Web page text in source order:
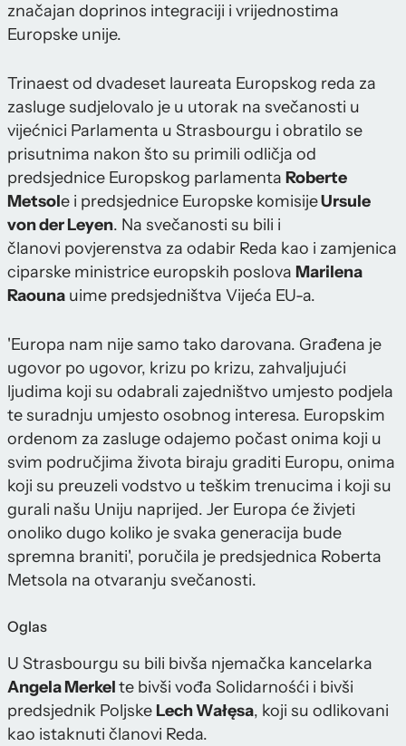
značajan doprinos integraciji i vrijednostima
Europske unije.
Trinaest od dvadeset laureata Europskog reda za
zasluge sudjelovalo je u utorak na svečanosti u
vijećnici Parlamenta u Strasbourgu i obratilo se
prisutnima nakon što su primili odličja od
predsjednice Europskog parlamenta Roberte
Metsole i predsjednice Europske komisijeUrsule
von der Leyen. Na svečanosti su bili i
članovi povjerenstva za odabir Reda kao i zamjenica
ciparske ministrice europskih poslova Marilena
Raouna uime predsjedništva Vijeća EU-a.
'Europa nam nije samo tako darovana. Građena je
ugovor po ugovor, krizu po krizu, zahvaljujući
ljudima koji su odabrali zajedništvo umjesto podjela
te suradnju umjesto osobnog interesa. Europskim
ordenom za zasluge odajemo počast onima koji u
svim područjima života biraju graditi Europu, onima
koji su preuzeli vodstvo u teškim trenucima i koji su
gurali našu Uniju naprijed. Jer Europa će živjeti
onoliko dugo koliko je svaka generacija bude
spremna braniti', poručila je predsjednica Roberta
Metsola na otvaranju svečanosti.
Oglas
U Strasbourgu su bili bivša njemačka kancelarka
Angela Merkelte bivši vođa Solidarnośći i bivši
predsjednik Poljske Lech Wałęsa, koji su odlikovani
kao istaknuti članovi Reda.